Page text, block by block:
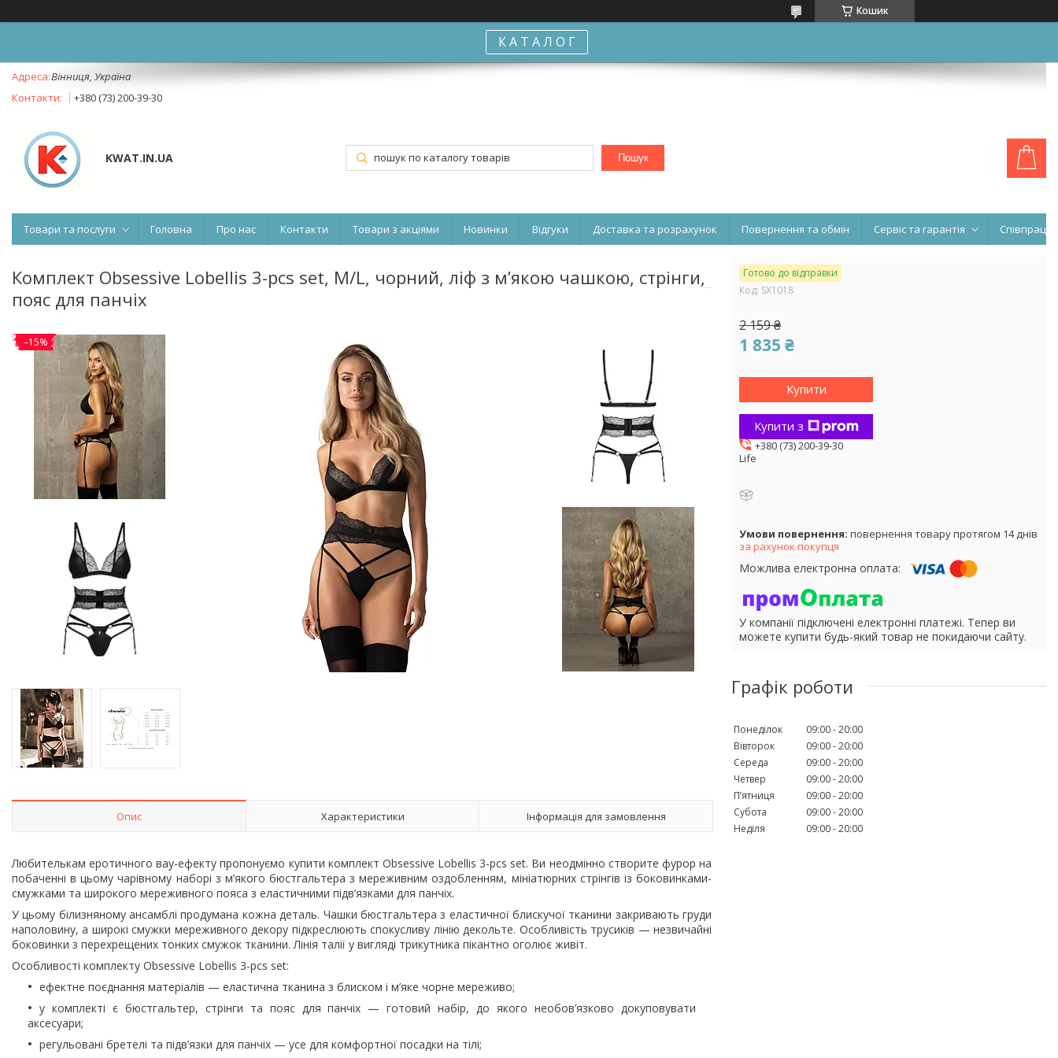
Кошик
К А Т А Л О Г
Вінниця, Україна
+380 (73) 200-39-30
KWAT.IN.UA Пошук
Товари та послуги Головна Про нас Контакти Товари з акціями Новинки Відгуки Доставка та розрахунок Повернення та обмін Сервіс та гарантія Співпраця
Комплект Obsessive Lobellis 3-pcs set, M/L, чорний, ліф з м’якою чашкою, стрінги,
пояс для панчіх
–15%
Опис Характеристики Інформація для замовлення
Любителькам еротичного вау-ефекту пропонуємо купити комплект Obsessive Lobellis 3-pcs set. Ви неодмінно створите фурор на
побаченні в цьому чарівному наборі з м’якого бюстгальтера з мереживним оздобленням, мініатюрних стрінгів із боковинками-
смужками та широкого мереживного пояса з еластичними підв’язками для панчіх.
У цьому білизняному ансамблі продумана кожна деталь. Чашки бюстгальтера з еластичної блискучої тканини закривають груди
наполовину, а широкі смужки мереживного декору підкреслюють спокусливу лінію декольте. Особливість трусиків — незвичайні
боковинки з перехрещених тонких смужок тканини. Лінія талії у вигляді трикутника пікантно оголює живіт.
Особливості комплекту Obsessive Lobellis 3-pcs set:
ефектне поєднання матеріалів — еластична тканина з блиском і м’яке чорне мереживо;
у комплекті є бюстгальтер, стрінги та пояс для панчіх — готовий набір, до якого необов’язково докуповувати
аксесуари;
регульовані бретелі та підв’язки для панчіх — усе для комфортної посадки на тілі;
Готово до відправки
Код: SX1018
2 159 ₴
1 835 ₴
Купити
Купити з
+380 (73) 200-39-30
Life
повернення товару протягом 14 днів
за рахунок покупця
У компанії підключені електронні платежі. Тепер ви
можете купити будь-який товар не покидаючи сайту.
Графік роботи
Понеділок 09:00 20:00
Вівторок
09:00 20:00
Середа
09:00 20:00
Четвер
09:00 20:00
Пʼятниця
09:00 20:00
Субота
09:00 20:00
Неділя
09:00 20:00